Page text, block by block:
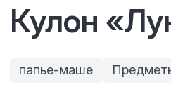
Кулон
папье-маше